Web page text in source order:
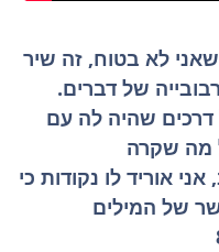
לא בטוח, זה שיר
של דברים.
דרכים שהיה לה עם
מה שקרה
אוריד לו נקודות כי
של המילים